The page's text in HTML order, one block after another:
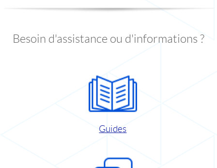
Besoin d'assistance ou d'informations ?
Guides